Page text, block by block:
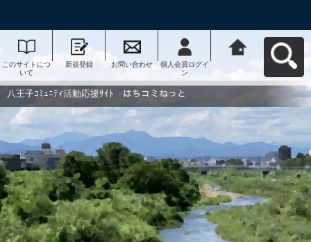
このサイトにつ
いて
新規登録 お問い合わせ
個人会員ログイ
ン
動応援ｻｲﾄ はち
コミねっとへ戻
八王子ｺﾐｭﾆﾃｨ活動応援ｻｲﾄ はちコミねっと